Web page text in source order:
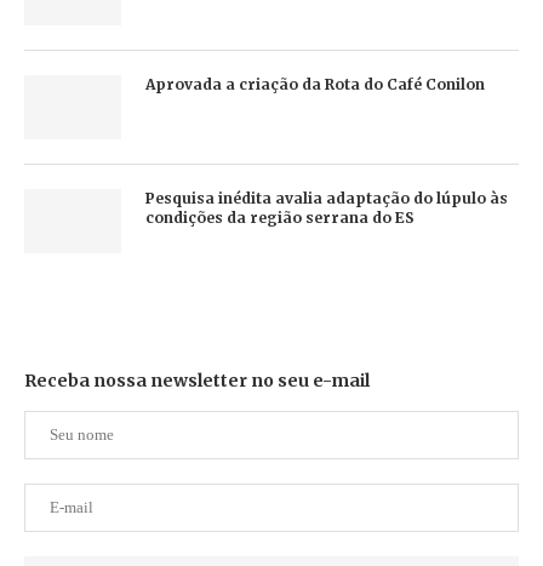
Aprovada a criação da Rota do Café Conilon
Pesquisa inédita avalia adaptação do lúpulo às
condições da região serrana do ES
Receba nossa newsletter no seu e-mail